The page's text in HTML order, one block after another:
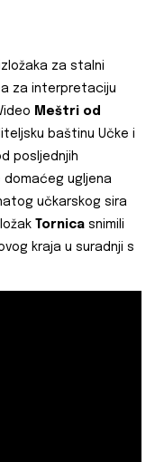
za stalni
za interpretaciju
Meštri od
baštinu Učke i
posljednjih
domaćeg ugljena
učkarskog sira
Tornica snimili
kraja u suradnji s